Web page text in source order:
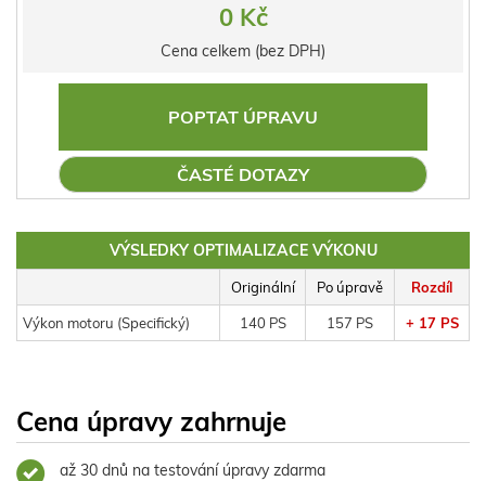
0 Kč
Cena celkem (bez DPH)
POPTAT ÚPRAVU
ČASTÉ DOTAZY
VÝSLEDKY OPTIMALIZACE VÝKONU
Originální Po úpravě Rozdíl
Výkon motoru (Specifický) 140 PS 157 PS + 17 PS
Cena úpravy zahrnuje
až 30 dnů na testování úpravy zdarma